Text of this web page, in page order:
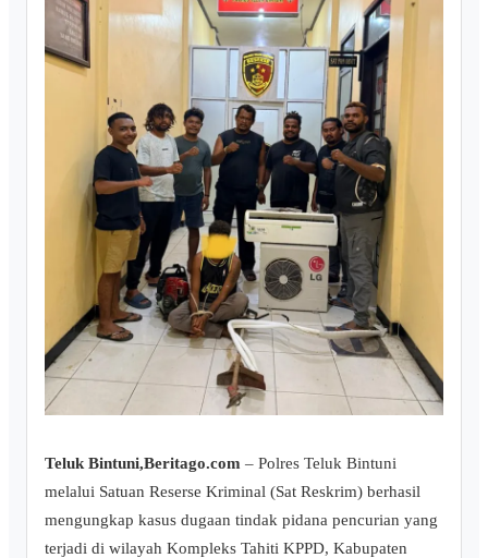
Teluk Bintuni,Beritago.com – Polres Teluk Bintuni
melalui Satuan Reserse Kriminal (Sat Reskrim) berhasil
mengungkap kasus dugaan tindak pidana pencurian yang
terjadi di wilayah Kompleks Tahiti KPPD, Kabupaten